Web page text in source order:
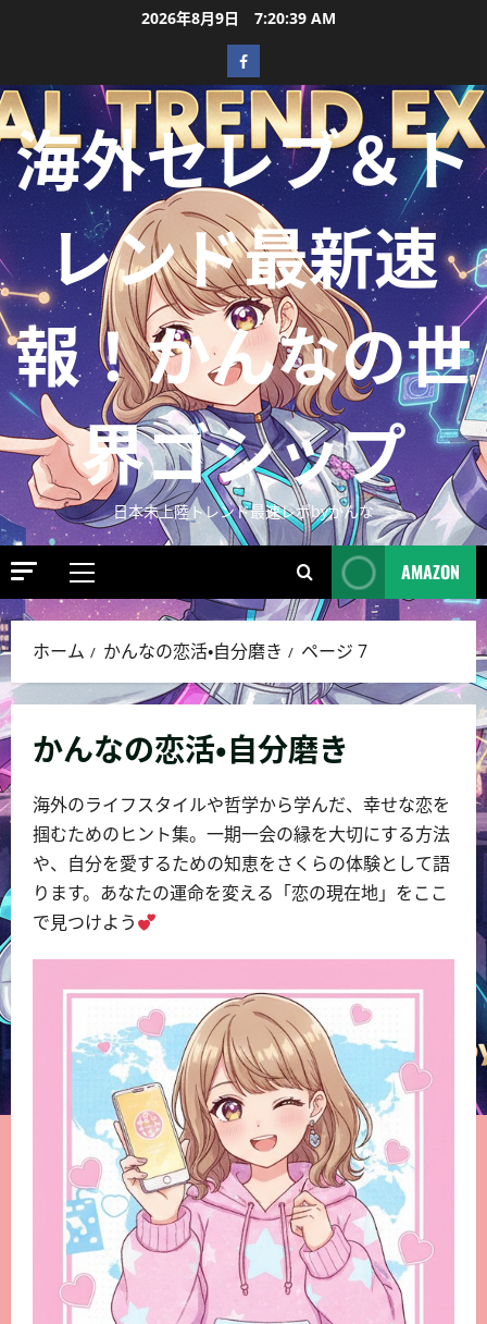
2026年8月9日 7:20:41 AM
海外セレブ＆ト
レンド最新速
報！かんなの世
界ゴシップ
日本未上陸トレンド最速レポbyかんな
AMAZON
ホーム かんなの恋活・自分磨き ページ 7
かんなの恋活・自分磨き
海外のライフスタイルや哲学から学んだ、幸せな恋を
掴むためのヒント集。一期一会の縁を大切にする方法
や、自分を愛するための知恵をさくらの体験として語
ります。あなたの運命を変える「恋の現在地」をここ
で見つけよう